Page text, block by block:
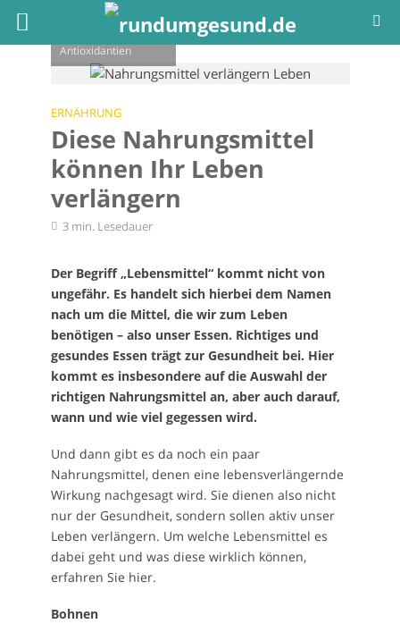
Datteln sind sehr
gesund und reich an
Antioxidantien
ERNÄHRUNG
Diese Nahrungsmittel
können Ihr Leben
verlängern
3 min. Lesedauer
Der Begriff „Lebensmittel“ kommt nicht von
ungefähr. Es handelt sich hierbei dem Namen
nach um die Mittel, die wir zum Leben
benötigen – also unser Essen. Richtiges und
gesundes Essen trägt zur Gesundheit bei. Hier
kommt es insbesondere auf die Auswahl der
richtigen Nahrungsmittel an, aber auch darauf,
wann und wie viel gegessen wird.
Und dann gibt es da noch ein paar
Nahrungsmittel, denen eine lebensverlängernde
Wirkung nachgesagt wird. Sie dienen also nicht
nur der Gesundheit, sondern sollen aktiv unser
Leben verlängern. Um welche Lebensmittel es
dabei geht und was diese wirklich können,
erfahren Sie hier.
Bohnen